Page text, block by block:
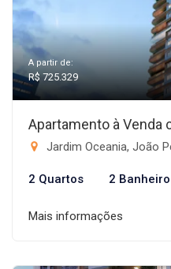
A partir de:
R$ 725.329
Apartamento à Venda
Jardim Oceania, João
2 Quartos 2
Mais informações